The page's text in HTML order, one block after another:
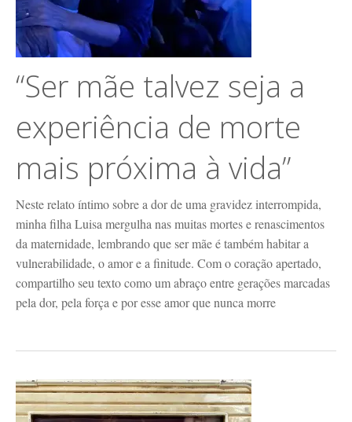
“Ser mãe talvez seja a
experiência de morte
mais próxima à vida”
Neste relato íntimo sobre a dor de uma gravidez interrompida,
minha filha Luisa mergulha nas muitas mortes e renascimentos
da maternidade, lembrando que ser mãe é também habitar a
vulnerabilidade, o amor e a finitude. Com o coração apertado,
compartilho seu texto como um abraço entre gerações marcadas
pela dor, pela força e por esse amor que nunca morre